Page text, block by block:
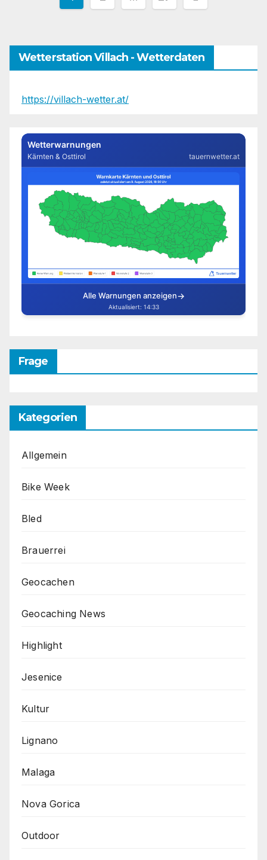
Beiträge
Wetterstation Villach - Wetterdaten
https://villach-wetter.at/
Frage
Kategorien
Allgemein
Bike Week
Bled
Brauerrei
Geocachen
Geocaching News
Highlight
Jesenice
Kultur
Lignano
Malaga
Nova Gorica
Outdoor